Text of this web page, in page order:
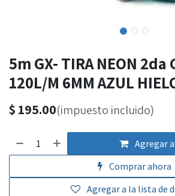
5m GX- TIRA NEON 2da
120L/M 6MM AZUL
$ 195.00(impuesto incluido)
Agregar
Comprar ahora
Agregar a la lista de